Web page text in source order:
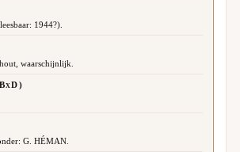
1944?).
waarschijnlijk.
G. HÉMAN.